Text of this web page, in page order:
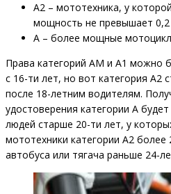
А2 – мототехника, у
мощность не превышает 0,2
А – более мощные
Права категорий АМ и А1 можно
с 16-ти лет, но вот категория А2
после 18-летним водителям.
удостоверения категории А
людей старше 20-ти лет, у
мототехники категории А2 более
автобуса или тягача раньше 24-